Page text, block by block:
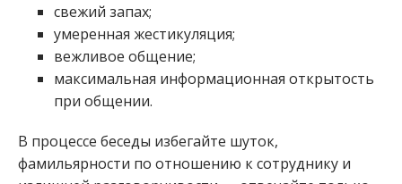
свежий запах;
умеренная жестикуляция;
вежливое общение;
максимальная информационная открытость
при общении.
В процессе беседы избегайте шуток,
фамильярности по отношению к сотруднику и